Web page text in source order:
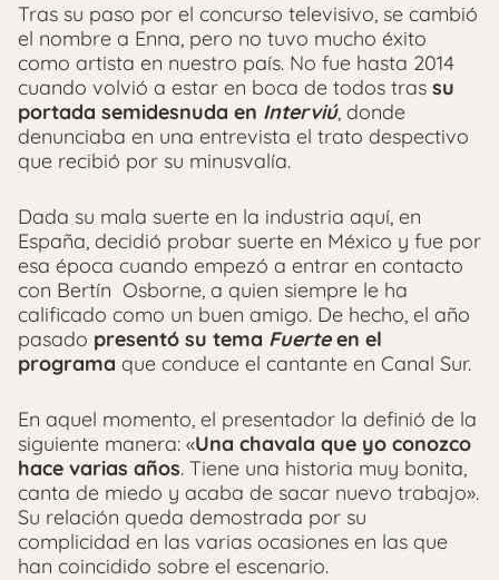
Tras su paso por el concurso televisivo, se cambió
el nombre a Enna, pero no tuvo mucho éxito
como artista en nuestro país. No fue hasta 2014
cuando volvió a estar en boca de todos tras su
portada semidesnuda en Interviú, donde
denunciaba en una entrevista el trato despectivo
que recibió por su minusvalía.
Dada su mala suerte en la industria aquí, en
España, decidió probar suerte en México y fue por
esa época cuando empezó a entrar en contacto
con Bertín Osborne, a quien siempre le ha
calificado como un buen amigo. De hecho, el año
pasado presentó su tema Fuerteen el
programa que conduce el cantante en Canal Sur.
En aquel momento, el presentador la definió de la
siguiente manera: «Una chavala que yo conozco
hace varias años. Tiene una historia muy bonita,
canta de miedo y acaba de sacar nuevo trabajo».
Su relación queda demostrada por su
complicidad en las varias ocasiones en las que
han coincidido sobre el escenario.